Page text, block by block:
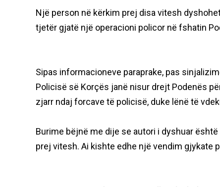
Një person në kërkim prej disa vitesh
tjetër gjatë një operacioni policor në fshatin
Sipas informacioneve paraprake, pas
Policisë së Korçës janë nisur drejt Podenës
zjarr ndaj forcave të policisë, duke lënë të
Burime bëjnë me dije se autori i dyshuar
prej vitesh. Ai kishte edhe një vendim gjykate